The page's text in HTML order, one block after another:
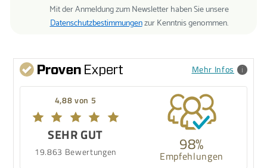
Mit der Anmeldung zum Newsletter haben Sie unsere
Datenschutzbestimmungenzur Kenntnis genommen.
Mehr Infos
4,88 von 5
SEHR GUT
19.863 Bewertungen 98%
Empfehlungen